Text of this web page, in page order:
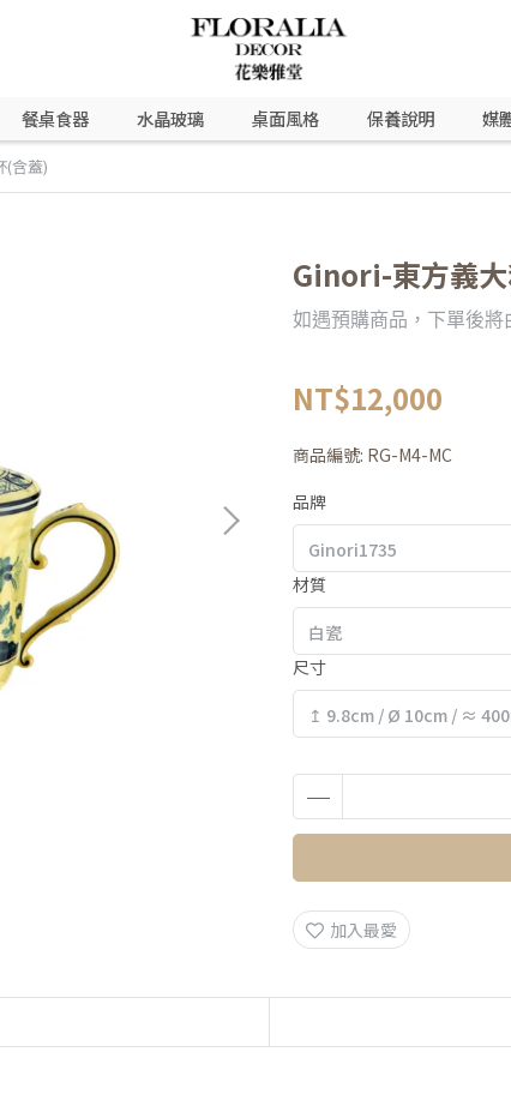
餐桌食器 水晶玻璃 桌面風格 保養說明 媒
(含蓋)
Ginori-東方義
如遇預購商品，下單後將
NT$12,000
商品編號: RG-M4-MC
品牌
材質
尺寸
加入最愛